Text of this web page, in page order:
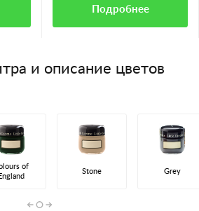
Подробнее
и описание цветов
of
England
Stone Grey